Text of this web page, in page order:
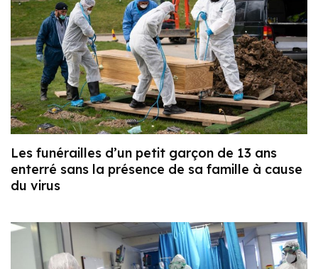
Les funérailles d’un petit garçon de 13 ans
enterré sans la présence de sa famille à cause
du virus